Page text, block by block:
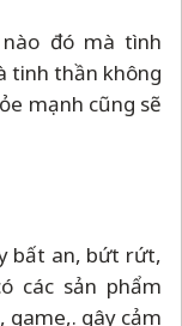
đó mà tình
tinh thần không
mạnh cũng sẽ
bất an, bứt rứt,
các sản phẩm
game,. gây cảm